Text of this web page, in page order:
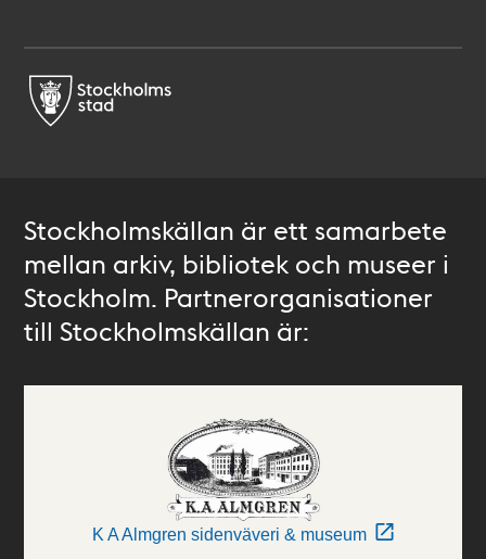
Stockholmskällan är ett samarbete
mellan arkiv, bibliotek och museer i
Stockholm. Partnerorganisationer
till Stockholmskällan är:
K A Almgren sidenväveri & museum